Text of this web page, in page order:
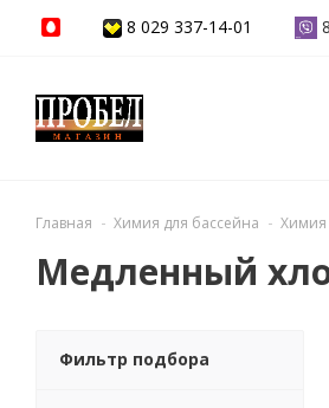
8 029 337-14-01
Главная Химия для бассейна Химия
Медленный
Фильтр подбора